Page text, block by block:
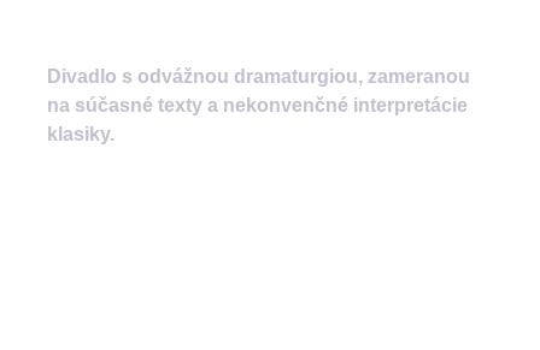
Divadlo s odvážnou dramaturgiou, zameranou
na súčasné texty a nekonvenčné interpretácie
klasiky.